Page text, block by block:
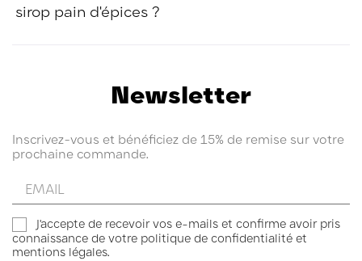
sirop pain d'épices ?
1343 kJ soit 316
Matières grasses
<0.5 g
Dont acides gras saturés
Dont sucres
Protéines
< 0,5 g
Sel
0,02 g
Newsletter
Inscrivez-vous et bénéficiez de 15% de remise sur votre
prochaine commande.
Entrez
votre
email
J'accepte de recevoir vos e-mails et confirme avoir pris
connaissance de votre politique de confidentialité et
mentions légales.